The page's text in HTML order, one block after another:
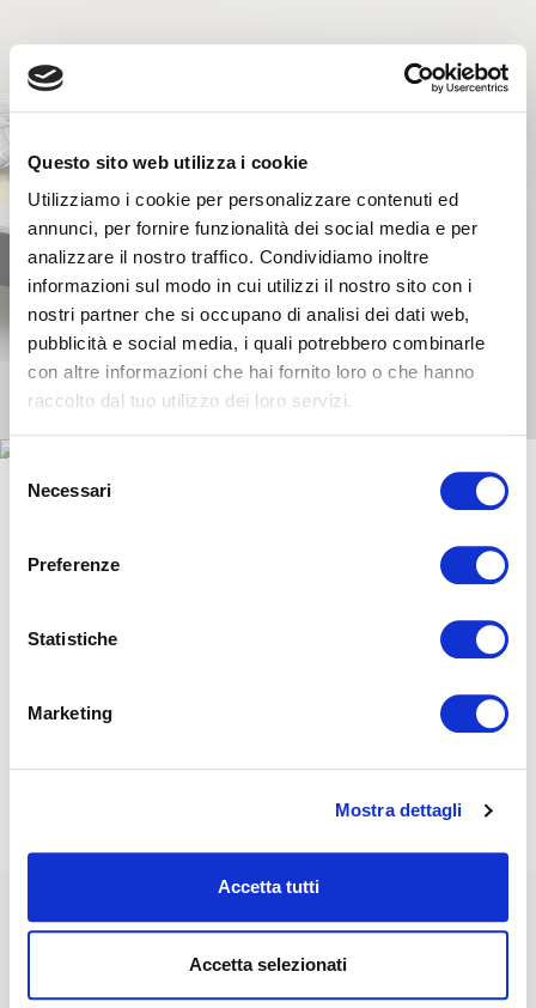
Questo sito web utilizza i cookie
Utilizziamo i cookie per personalizzare contenuti ed
annunci, per fornire funzionalità dei social media e per
analizzare il nostro traffico. Condividiamo inoltre
informazioni sul modo in cui utilizzi il nostro sito con i
nostri partner che si occupano di analisi dei dati web,
pubblicità e social media, i quali potrebbero combinarle
con altre informazioni che hai fornito loro o che hanno
raccolto dal tuo utilizzo dei loro servizi.
delNecessari
Preferenze
Statistiche
Marketing
Mostra dettagli
Accetta tutti
Accetta selezionati
MagniStretch®:
Pubblicato su: